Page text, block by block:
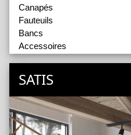
Canapés
Fauteuils
Bancs
Accessoires
SATIS